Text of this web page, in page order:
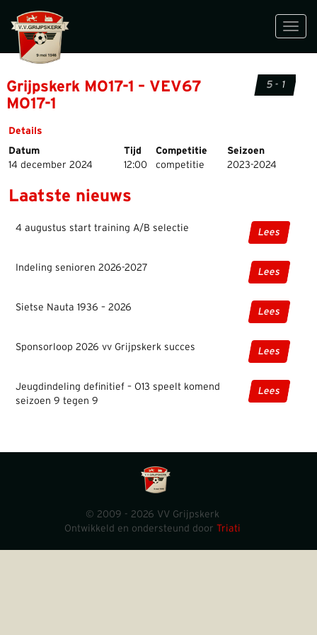
Grijpskerk MO17-1 – VEV67
MO17-1
5 - 1
Details
Datum
Tijd Competitie
Seizoen
14 december 2024
12:00 competitie 2023-2024
Laatste nieuws
4 augustus start training A/B selectie Lees
Indeling senioren 2026-2027 Lees
Sietse Nauta 1936 – 2026 Lees
Sponsorloop 2026 vv Grijpskerk succes Lees
Jeugdindeling definitief – O13 speelt komend
seizoen 9 tegen 9
Lees
© 2009 - 2026 VV Grijpskerk
Ontwikkeld en ondersteund door Triati